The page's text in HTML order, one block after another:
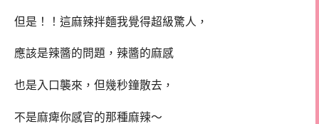
但是！！這麻辣拌麵我覺得超級驚人，
應該是辣醬的問題，辣醬的麻感
也是入口襲來，但幾秒鐘散去，
不是麻痺你感官的那種麻辣～